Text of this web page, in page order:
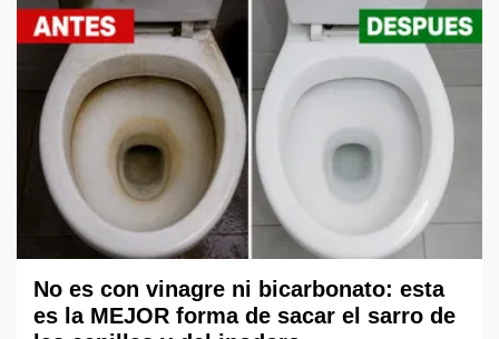
No es con vinagre ni bicarbonato: esta
es la MEJOR forma de sacar el sarro de